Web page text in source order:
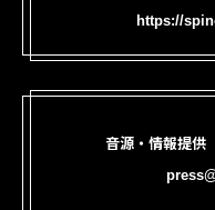
https://
音源・情報提供